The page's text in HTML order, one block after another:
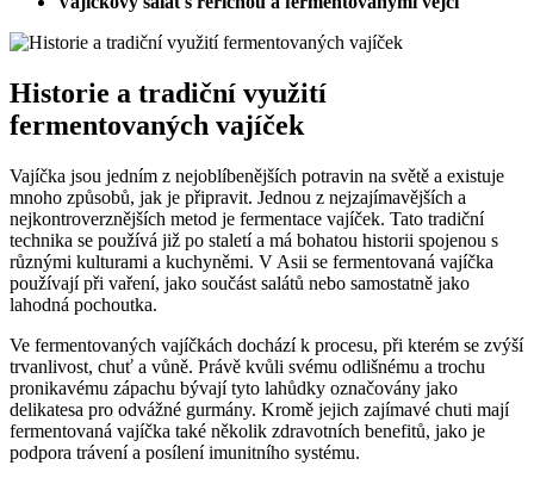
Historie a tradiční využití
fermentovaných vajíček
Vajíčka jsou jedním z nejoblíbenějších potravin na světě a existuje
mnoho způsobů, jak je připravit. Jednou z nejzajímavějších a
nejkontroverznějších metod je fermentace vajíček. Tato tradiční
technika se používá již po staletí a má bohatou historii spojenou s
různými kulturami a kuchyněmi. V Asii se fermentovaná vajíčka
používají při vaření, jako součást salátů nebo samostatně jako
lahodná pochoutka.
Ve fermentovaných vajíčkách dochází k procesu, při kterém se zvýší
trvanlivost, chuť a vůně. Právě kvůli svému odlišnému a trochu
pronikavému zápachu bývají tyto lahůdky označovány jako
delikatesa pro odvážné gurmány. Kromě jejich zajímavé chuti mají
fermentovaná vajíčka také několik zdravotních benefitů, jako je
podpora trávení a posílení imunitního systému.